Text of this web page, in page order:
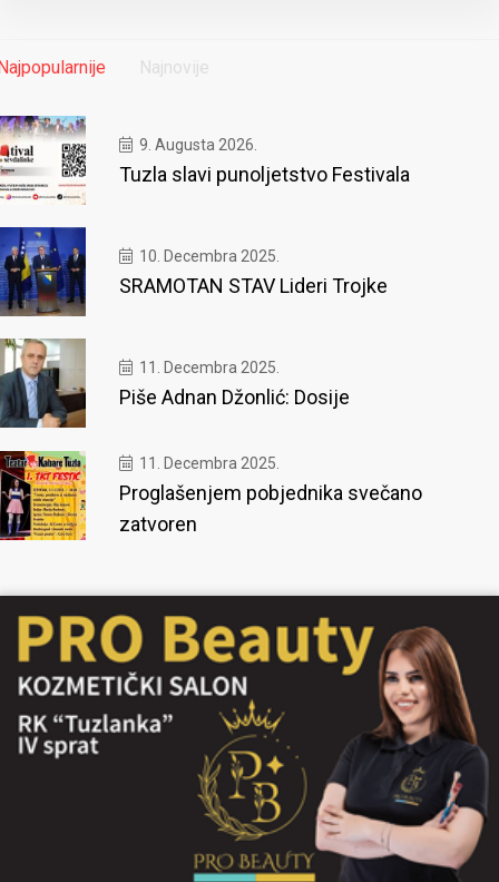
Najnovije
9. Augusta 2026.
Tuzla slavi punoljetstvo Festivala
10. Decembra 2025.
SRAMOTAN STAV Lideri Trojke
11. Decembra 2025.
Piše Adnan Džonlić: Dosije
11. Decembra 2025.
Proglašenjem pobjednika svečano
zatvoren